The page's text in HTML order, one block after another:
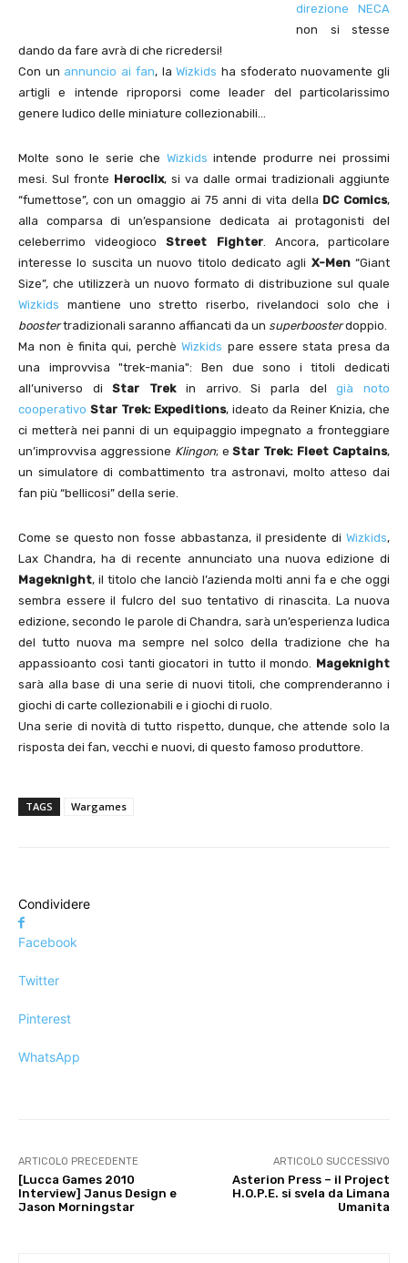
direzione NECA
non si stesse
dando da fare avrà di che ricredersi!
Con un annuncio ai fan, laWizkids ha sfoderato nuovamente gli
artigli e intende riproporsi come leader del particolarissimo
genere ludico delle miniature collezionabili…
Molte sono le serie che Wizkids intende produrre nei prossimi
mesi. Sul fronte Heroclix, si va dalle ormai tradizionali aggiunte
“fumettose”, con un omaggio ai 75 anni di vita della DC Comics,
alla comparsa di un’espansione dedicata ai protagonisti del
celeberrimo videogiocoStreet Fighter. Ancora, particolare
interesse lo suscita un nuovo titolo dedicato agli X-Men“Giant
Size”, che utilizzerà un nuovo formato di distribuzione sul quale
Wizkids mantiene uno stretto riserbo, rivelandoci solo che i
boostertradizionali saranno affiancati da un superboosterdoppio.
Ma non è finita qui, perchèWizkids pare essere stata presa da
una improvvisa "trek-mania": Ben due sono i titoli dedicati
all’universo diStar Trekin arrivo. Si parla delgià noto
cooperativo Star Trek: Expeditions, ideato da Reiner Knizia, che
ci metterà nei panni di un equipaggio impegnato a fronteggiare
un’improvvisa aggressione Klingon; eStar Trek: Fleet Captains,
un simulatore di combattimento tra astronavi, molto atteso dai
fan più “bellicosi” della serie.
Come se questo non fosse abbastanza, il presidente di Wizkids,
Lax Chandra, ha di recente annunciato una nuova edizione di
Mageknight, il titolo che lanciò l’azienda molti anni fa e che oggi
sembra essere il fulcro del suo tentativo di rinascita. La nuova
edizione, secondo le parole di Chandra, sarà un’esperienza ludica
del tutto nuova ma sempre nel solco della tradizione che ha
appassioanto così tanti giocatori in tutto il mondo. Mageknight
sarà alla base di una serie di nuovi titoli, che comprenderanno i
giochi di carte collezionabili e i giochi di ruolo.
Una serie di novità di tutto rispetto, dunque, che attende solo la
risposta dei fan, vecchi e nuovi, di questo famoso produttore.
TAGS Wargames
Condividere
Facebook
Twitter
Pinterest
WhatsApp
ARTICOLO PRECEDENTE
[Lucca Games 2010
Interview] Janus Design e
Jason Morningstar
ARTICOLO SUCCESSIVO
Asterion Press – il Project
H.O.P.E. si svela da Limana
Umanita